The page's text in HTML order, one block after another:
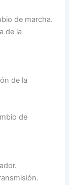
de marcha.
de la
de la
de